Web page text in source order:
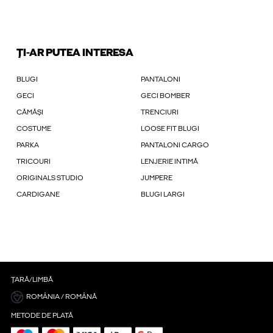
ȚI-AR PUTEA INTERESA
BLUGI PANTALONI
GECI GECI BOMBER
CĂMĂȘI TRENCIURI
COSTUME LOOSE FIT BLUGI
PARKA PANTALONI CARGO
TRICOURI LENJERIE INTIMĂ
ORIGINALS STUDIO JUMPERE
CARDIGANE BLUGI LARGI
ȚARĂ/LIMBĂ
ROMÂNIA / ROMÂNĂ
METODE DE PLATĂ